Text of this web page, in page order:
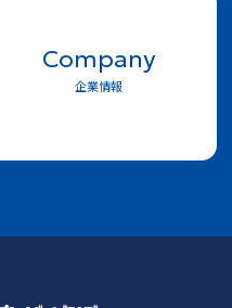
Company
企業情報